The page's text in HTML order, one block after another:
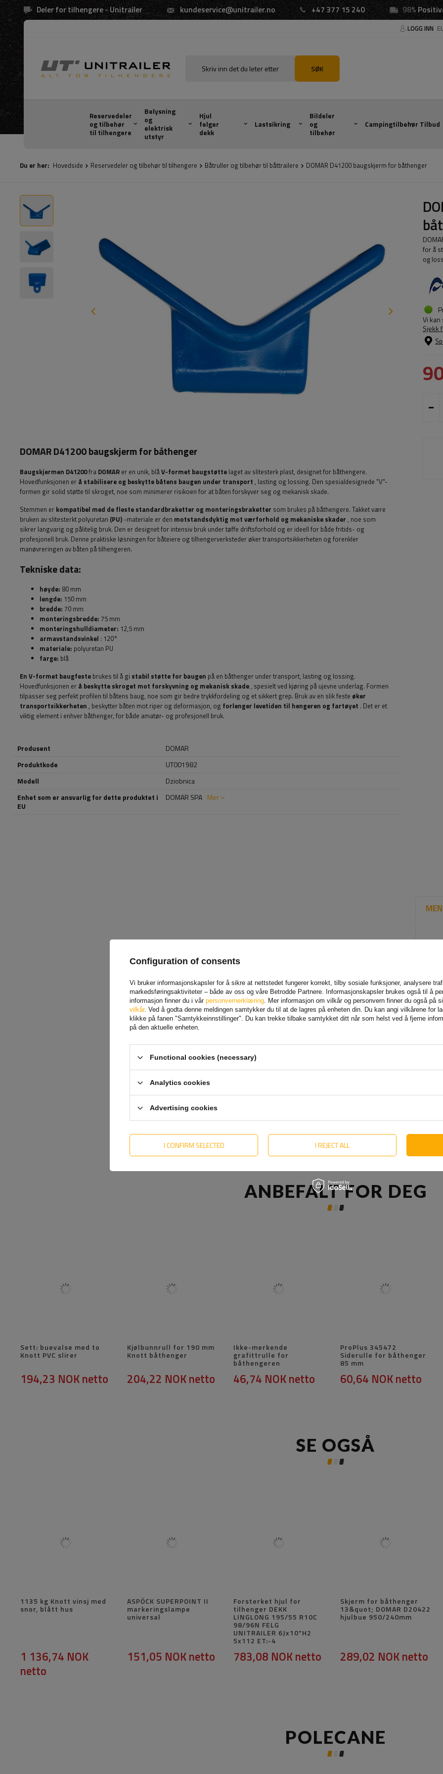
Deler for tilhengere - Unitrailer kundeservice@unitrailer.no +47 377 15 240 98%
LOGG INN
SØK
Reservedeler
og tilbehør
til tilhengere
Belysning
og
elektrisk
utstyr
Hjul
felger
dekk
Lastsikring
Bildeler
og
tilbehør
Campingtilbehør Tilbud
Du er her: Hovedside Reservedeler og tilbehør til tilhengere Båtruller og tilbehør til båttrailere DOMAR D41200 baugskjerm for båthenger
for å
og
Vi
Sjekk
DOMAR D41200 baugskjerm for båthenger
Baugskjermen D41200fra DOMAR er en unik, blåV-formet baugstøtte laget av slitesterk plast, designet for båthengere.
Hovedfunksjonen er å stabilisere og beskytte båtens baugen under transport , lasting og lossing. Den spesialdesignede "V"-
formen gir solid støtte til skroget, noe som minimerer risikoen for at båten forskyver seg og mekanisk skade.
Stemmen er kompatibel med de fleste standardbraketter og monteringsbraketter som brukes på båthengere. Takket være
bruken av slitesterkt polyuretan (PU) -materiale er den motstandsdyktig mot værforhold og mekaniske skader , noe som
sikrer langvarig og pålitelig bruk. Den er designet for intensiv bruk under tøffe driftsforhold og er ideell for både fritids- og
profesjonell bruk. Denne praktiske løsningen for båteiere og tilhengerverksteder øker transportsikkerheten og forenkler
manøvreringen av båten på tilhengeren.
Tekniske data:
høyde: 80 mm
lengde: 150 mm
bredde: 70 mm
monteringsbredde: 75 mm
monteringshulldiameter: 12,5 mm
armavstandsvinkel : 120°
materiale: polyuretan PU
farge: blå
En V-formet baugfeste brukes til å gi stabil støtte for baugen på en båthenger under transport, lasting og lossing.
Hovedfunksjonen er å beskytte skroget mot forskyvning og mekanisk skade, spesielt ved kjøring på ujevne underlag. Formen
tilpasser seg perfekt profilen til båtens baug, noe som gir bedre trykkfordeling og et sikkert grep. Bruk av en slik feste øker
transportsikkerheten , beskytter båten mot riper og deformasjon, og forlenger levetiden til hengeren og fartøyet . Det er et
viktig element i enhver båthenger, for både amatør- og profesjonell bruk.
Produsent
DOMAR
Produktkode
UT001982
Modell
Dziobnica
Enhet som er ansvarlig for dette produktet i
EU
DOMAR SPA Mer
ANBEFALT FOR DEG
Sett: buevalse med to
Knott PVC slirer
194,23 NOKnetto
Kjølbunnrull for 190 mm
Knott båthenger
204,22 NOKnetto
Ikke-merkende
grafittrulle for
båthengeren
46,74 NOKnetto
ProPlus 345472
Siderulle for båthenger
85 mm
60,64 NOKnetto
SE OGSÅ
1135 kg Knott vinsj med
snor, blått hus
1 136,74 NOK
netto
ASPÖCK SUPERPOINT II
markeringslampe
universal
151,05 NOKnetto
Forsterket hjul for
tilhenger DEKK
LINGLONG 195/55 R10C
98/96N FELG
UNITRAILER 6Jx10"H2
5x112 ET:-4
783,08 NOKnetto
Skjerm for båthenger
13&quot; DOMAR D20422
hjulbue 950/240mm
289,02 NOKnetto
POLECANE
Configuration of consents
Vi bruker informasjonskapsler for å sikre at nettstedet fungerer korrekt, tilby sosiale funksjoner, analysere
markedsføringsaktiviteter – både av oss og våre Betrodde Partnere. Informasjonskapsler brukes også til å
informasjon finner du i vår personvernerklæring. Mer informasjon om vilkår og personvern finner du også på
vilkår. Ved å godta denne meldingen samtykker du til at de lagres på enheten din. Du kan angi vilkårene for
klikke på fanen "Samtykkeinnstillinger". Du kan trekke tilbake samtykket ditt når som helst ved å fjerne
på den aktuelle enheten.
Functional cookies (necessary)
Analytics cookies
Advertising cookies
I CONFIRM SELECTED I REJECT ALL